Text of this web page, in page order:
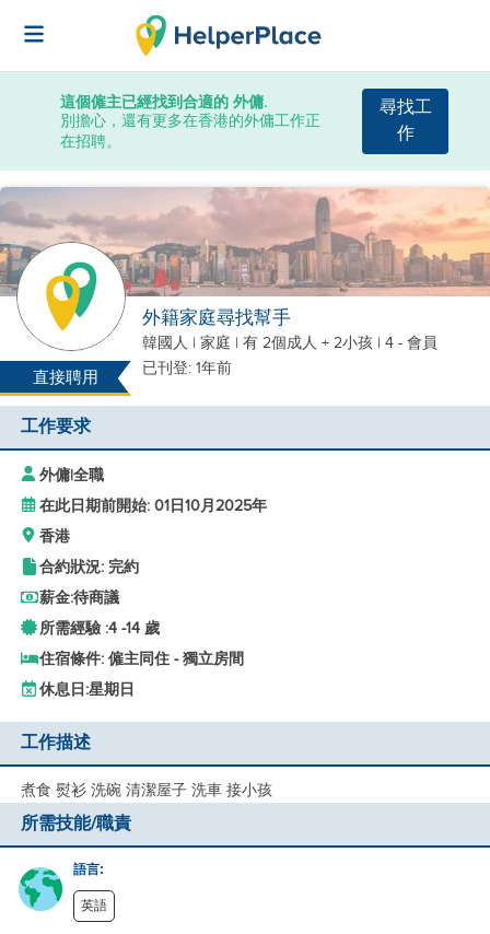
這個僱主已經找到合適的 外傭.
別擔心，還有更多在香港的外傭工作正
在招聘。
尋找工
作
直接聘用
外籍家庭尋找幫手
韓國人 | 家庭 | 有 2個成人 + 2小孩 | 4 - 會員
已刊登: 1年前
工作要求
外傭|全職
在此日期前開始: 01日10月2025年
香港
合約狀況: 完約
薪金:待商議
所需經驗 :4 -14 歲
住宿條件: 僱主同住 - 獨立房間
休息日:星期日
工作描述
煮食 熨衫 洗碗 清潔屋子 洗車 接小孩
所需技能/職責
語言:
英語